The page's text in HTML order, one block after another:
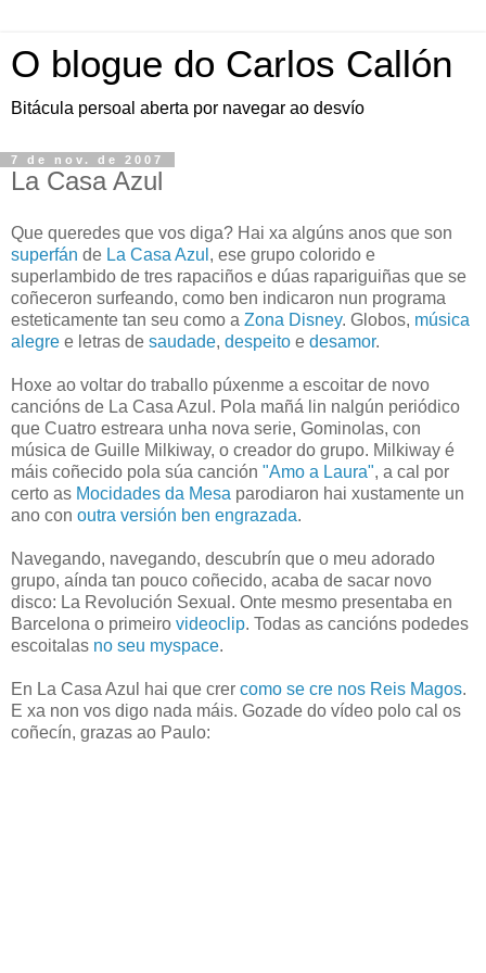
O blogue do Carlos Callón
Bitácula persoal aberta por navegar ao desvío
7 de nov. de 2007
La Casa Azul
Que queredes que vos diga? Hai xa algúns anos que son
superfán de La Casa Azul , ese grupo colorido e
superlambido de tres rapaciños e dúas rapariguiñas que se
coñeceron surfeando, como ben indicaron nun programa
esteticamente tan seu como a Zona Disney. Globos, música
alegre e letras de saudade, despeito e desamor.
Hoxe ao voltar do traballo púxenme a escoitar de novo
cancións de La Casa Azul. Pola mañá lin nalgún periódico
que Cuatro estreara unha nova serie, Gominolas, con
música de Guille Milkiway, o creador do grupo. Milkiway é
máis coñecido pola súa canción "Amo a Laura", a cal por
certo as Mocidades da Mesa parodiaron hai xustamente un
ano con outra versión ben engrazada.
Navegando, navegando, descubrín que o meu adorado
grupo, aínda tan pouco coñecido, acaba de sacar novo
disco: La Revolución Sexual. Onte mesmo presentaba en
Barcelona o primeiro videoclip. Todas as cancións podedes
escoitalas no seu myspace.
En La Casa Azul hai que crer como se cre nos Reis Magos.
E xa non vos digo nada máis. Gozade do vídeo polo cal os
coñecín, grazas ao Paulo: